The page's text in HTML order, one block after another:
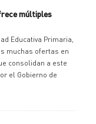
múltiples
Educativa Primaria,
muchas ofertas en
consolidan a este
el Gobierno de